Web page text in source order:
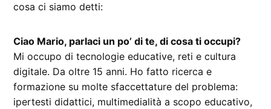
cosa ci siamo detti:
Ciao Mario, parlaci un po’ di te, di cosa ti occupi?
Mi occupo di tecnologie educative, reti e cultura
digitale. Da oltre 15 anni. Ho fatto ricerca e
formazione su molte sfaccettature del problema:
ipertesti didattici, multimedialità a scopo educativo,